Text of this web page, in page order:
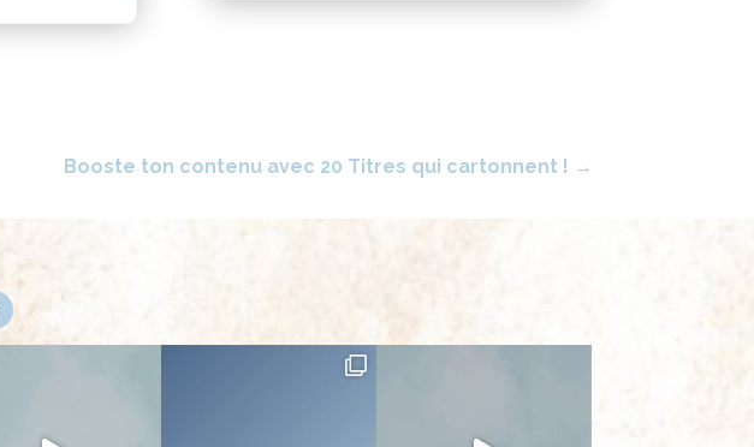
Booste ton contenu avec 20 Titres qui cartonnent ! →